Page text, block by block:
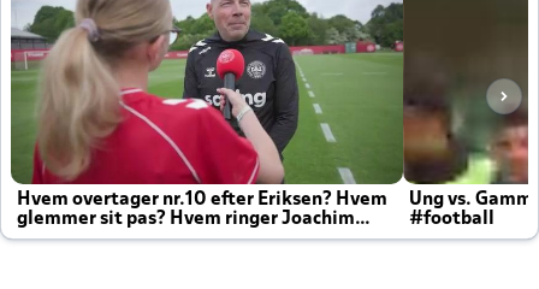
Hvem overtager nr.10 efter Eriksen? Hvem
glemmer sit pas? Hvem ringer Joachim
altid til efter kampe?
Ung vs.
#football